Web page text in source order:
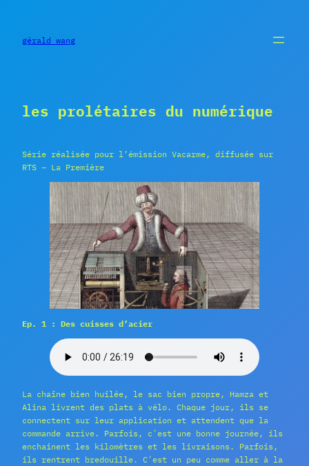
contenu
gérald wang
les prolétaires du numérique
Série réalisée pour l’émission Vacarme, diffusée sur
RTS – La Première
Ep. 1 : Des cuisses d’acier
La chaîne bien huilée, le sac bien propre, Hamza et
Alina livrent des plats à vélo. Chaque jour, ils se
connectent sur leur application et attendent que la
commande arrive. Parfois, cʹest une bonne journée, ils
enchainent les kilomètres et les livraisons. Parfois,
ils rentrent bredouille. Cʹest un peu comme aller à la